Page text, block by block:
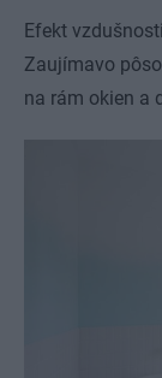
Efekt
Zaujímavo
na rám okien a